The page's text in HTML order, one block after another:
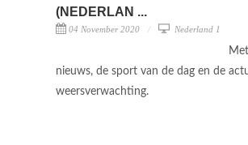
(NEDERLAN ...
04 November 2020 Nederland 1
nieuws, de sport van de dag en de
weersverwachting.